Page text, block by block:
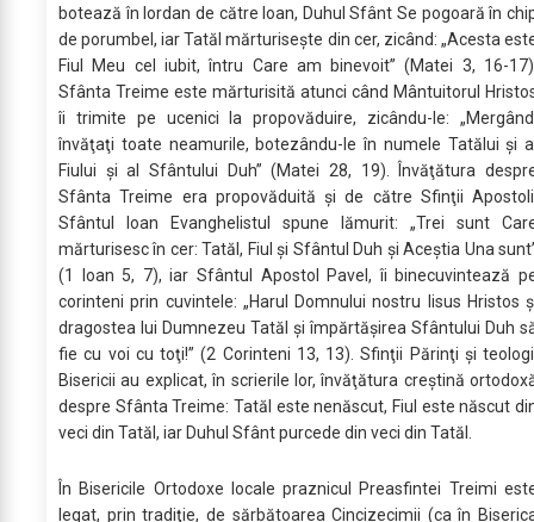
botează în Iordan de către Ioan, Duhul Sfânt Se pogoară în
de porumbel, iar Tatăl mărturiseşte din cer, zicând: „Acesta
Fiul Meu cel iubit, întru Care am binevoit” (Matei 3, 16-
Sfânta Treime este mărturisită atunci când Mântuitorul
îi trimite pe ucenici la propovăduire, zicându-le:
învăţaţi toate neamurile, botezându-le în numele Tatălui şi
Fiului şi al Sfântului Duh” (Matei 28, 19). Învăţătura
Sfânta Treime era propovăduită şi de către Sfinţii
Sfântul Ioan Evanghelistul spune lămurit: „Trei sunt
mărturisesc în cer: Tatăl, Fiul şi Sfântul Duh şi Aceştia Una
(1 Ioan 5, 7), iar Sfântul Apostol Pavel, îi binecuvintează
corinteni prin cuvintele: „Harul Domnului nostru Iisus Hristos
dragostea lui Dumnezeu Tatăl şi împărtăşirea Sfântului Duh
fie cu voi cu toţi!” (2 Corinteni 13, 13). Sfinţii Părinţi şi
Bisericii au explicat, în scrierile lor, învăţătura creştină
despre Sfânta Treime: Tatăl este nenăscut, Fiul este născut
veci din Tatăl, iar Duhul Sfânt purcede din veci din Tatăl.
În Bisericile Ortodoxe locale praznicul Preasfintei Treimi
legat, prin tradiţie, de sărbătoarea Cincizecimii (ca în